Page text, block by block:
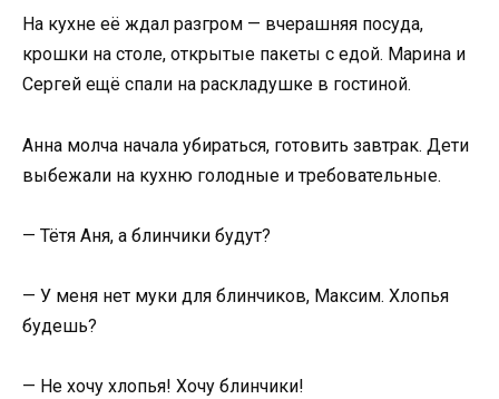
На кухне её ждал разгром — вчерашняя посуда,
крошки на столе, открытые пакеты с едой. Марина и
Сергей ещё спали на раскладушке в гостиной.
Анна молча начала убираться, готовить завтрак. Дети
выбежали на кухню голодные и требовательные.
— Тётя Аня, а блинчики будут?
— У меня нет муки для блинчиков, Максим. Хлопья
будешь?
— Не хочу хлопья! Хочу блинчики!